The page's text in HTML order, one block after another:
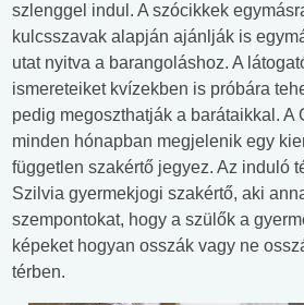
szlenggel indul. A szócikkek
kulcsszavak alapján ajánlják is
utat nyitva a barangoláshoz. A
ismereteiket kvízekben is próbára
pedig megoszthatják a barátaikkal. A
minden hónapban megjelenik egy
független szakértő jegyez. Az induló
Szilvia gyermekjogi szakértő, aki
szempontokat, hogy a szülők a
képeket hogyan osszák vagy ne
térben.